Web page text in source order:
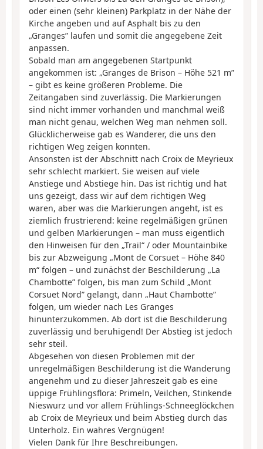
oder einen (sehr kleinen) Parkplatz in der Nähe der
Kirche angeben und auf Asphalt bis zu den
„Granges” laufen und somit die angegebene Zeit
anpassen.
Sobald man am angegebenen Startpunkt
angekommen ist: „Granges de Brison – Höhe 521 m”
– gibt es keine größeren Probleme. Die
Zeitangaben sind zuverlässig. Die Markierungen
sind nicht immer vorhanden und manchmal weiß
man nicht genau, welchen Weg man nehmen soll.
Glücklicherweise gab es Wanderer, die uns den
richtigen Weg zeigen konnten.
Ansonsten ist der Abschnitt nach Croix de Meyrieux
sehr schlecht markiert. Sie weisen auf viele
Anstiege und Abstiege hin. Das ist richtig und hat
uns gezeigt, dass wir auf dem richtigen Weg
waren, aber was die Markierungen angeht, ist es
ziemlich frustrierend: keine regelmäßigen grünen
und gelben Markierungen – man muss eigentlich
den Hinweisen für den „Trail“ / oder Mountainbike
bis zur Abzweigung „Mont de Corsuet – Höhe 840
m“ folgen – und zunächst der Beschilderung „La
Chambotte” folgen, bis man zum Schild „Mont
Corsuet Nord” gelangt, dann „Haut Chambotte”
folgen, um wieder nach Les Granges
hinunterzukommen. Ab dort ist die Beschilderung
zuverlässig und beruhigend! Der Abstieg ist jedoch
sehr steil.
Abgesehen von diesen Problemen mit der
unregelmäßigen Beschilderung ist die Wanderung
angenehm und zu dieser Jahreszeit gab es eine
üppige Frühlingsflora: Primeln, Veilchen, Stinkende
Nieswurz und vor allem Frühlings-Schneeglöckchen
ab Croix de Meyrieux und beim Abstieg durch das
Unterholz. Ein wahres Vergnügen!
Vielen Dank für Ihre Beschreibungen.